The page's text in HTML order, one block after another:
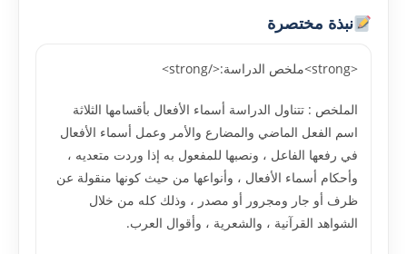
نبذة مختصرة
<strong>ملخص الدراسة:</strong>
الملخص : تتناول الدراسة أسماء الأفعال بأقسامها الثلاثة
اسم الفعل الماضي والمضارع والأمر وعمل أسماء الأفعال
في رفعها الفاعل ، ونصبها للمفعول به إذا وردت متعديه ،
وأحكام أسماء الأفعال ، وأنواعها من حيث كونها منقولة عن
ظرف أو جار ومجرور أو مصدر ، وذلك كله من خلال
الشواهد القرآنية ، والشعرية ، وأقوال العرب.